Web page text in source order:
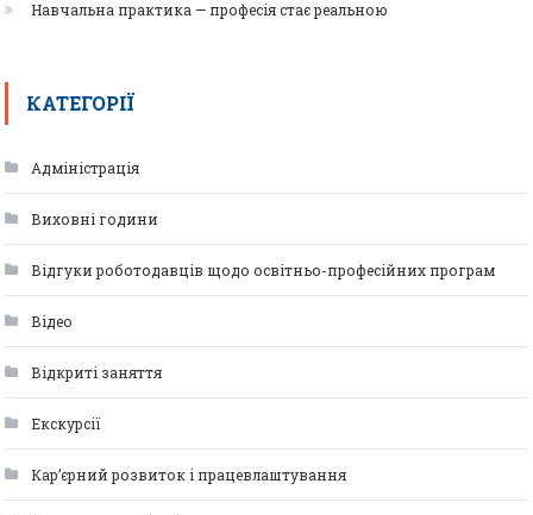
Навчальна практика — професія стає реальною
КАТЕГОРІЇ
Адміністрація
Виховні години
Відгуки роботодавців щодо освітньо-професійних програм
Відео
Відкриті заняття
Екскурсії
Кар’єрний розвиток і працевлаштування